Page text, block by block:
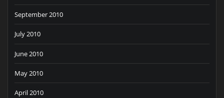
September 2010
July 2010
June 2010
May 2010
April 2010